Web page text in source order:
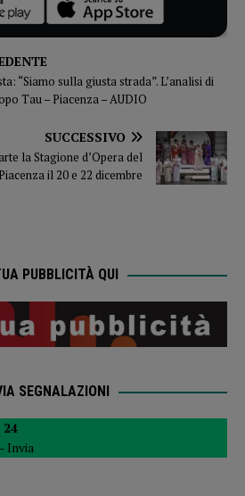
“Siamo sulla giusta strada”. L’analisi di
Tau – Piacenza – AUDIO
SUCCESSIVO
la Stagione d’Opera del
il 20 e 22 dicembre
PUBBLICITÀ QUI
SEGNALAZIONI
24
Invia